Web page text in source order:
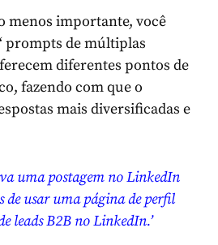
menos importante, você
prompts de múltiplas
diferentes pontos de
fazendo com que o
mais diversificadas e
uma postagem no LinkedIn
de usar uma página de perfil
leads B2B no LinkedIn.’